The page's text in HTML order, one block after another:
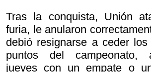
Tras la conquista, Unión
furia, le anularon
debió resignarse a ceder
puntos del campeonato,
jueves con un empate o